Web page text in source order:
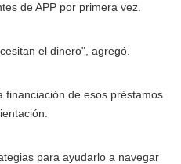
de APP por primera vez.
el dinero", agregó.
financiación de esos préstamos
para ayudarlo a navegar